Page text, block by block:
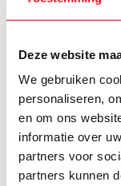
Deze website
We gebruiken
personaliseren,
en om ons
informatie over
partners voor
partners kunnen
voor mijn
Kan ik de
als een cv
Verbruikt